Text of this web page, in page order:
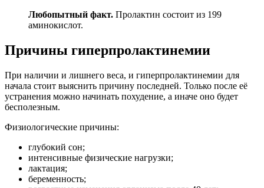
Любопытный факт. Пролактин состоит из 199
аминокислот.
Причины гиперпролактинемии
При наличии и лишнего веса, и гиперпролактинемии для
начала стоит выяснить причину последней. Только после её
устранения можно начинать похудение, а иначе оно будет
бесполезным.
Физиологические причины:
глубокий сон;
интенсивные физические нагрузки;
лактация;
беременность;